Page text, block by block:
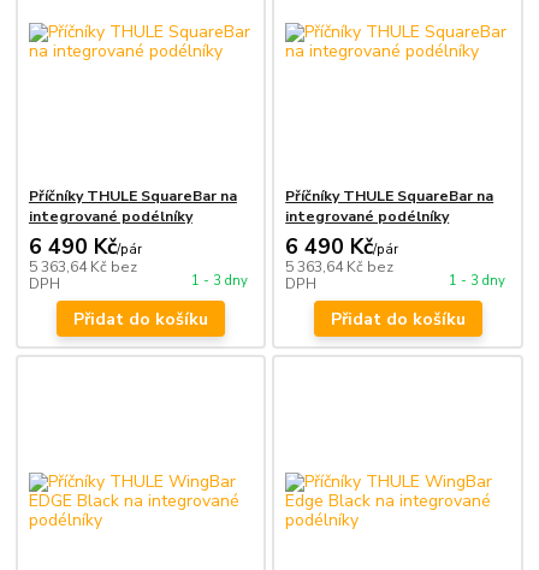
Příčníky THULE SquareBar na
integrované podélníky
6 490 Kč/pár
5 363,64 Kč bez
DPH
1 - 3 dny
Přidat do košíku
Příčníky THULE SquareBar na
integrované podélníky
6 490 Kč/pár
5 363,64 Kč bez
DPH
1 - 3 dny
Přidat do košíku